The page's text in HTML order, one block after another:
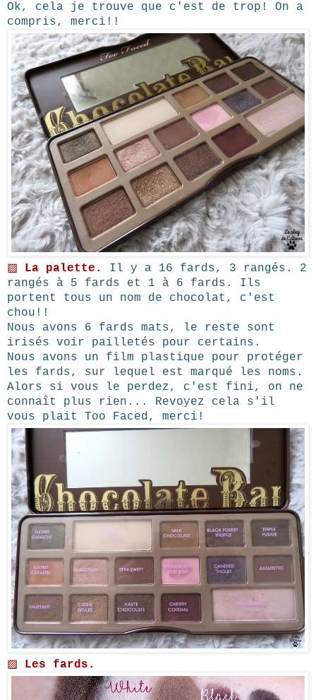
Ok, cela je trouve que c'est de trop! On a
compris, merci!!
▨ La palette.
Il y a 16 fards, 3 rangés. 2
rangés à 5 fards et 1 à 6 fards. Ils
portent tous un nom de chocolat, c'est
chou!!
Nous avons 6 fards mats, le reste sont
irisés voir pailletés pour certains.
Nous avons un film plastique pour protéger
les fards, sur lequel est marqué les noms.
Alors si vous le perdez, c'est fini, on ne
connaît plus rien... Revoyez cela s'il
vous plait Too Faced, merci!
▨ Les fards.